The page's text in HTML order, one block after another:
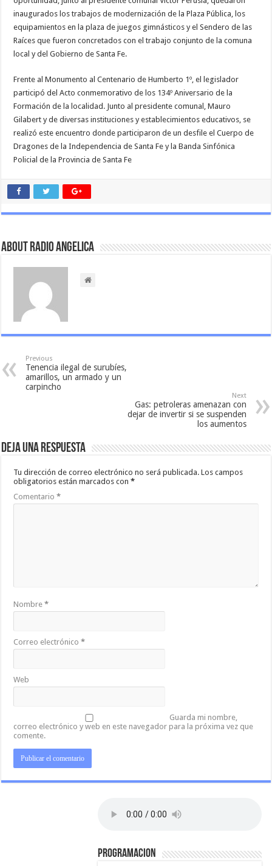
inaugurados los trabajos de modernización de la Plaza Pública, los
equipamientos en la plaza de juegos gimnásticos y el Sendero de las
Raíces que fueron concretados con el trabajo conjunto de la comuna
local y del Gobierno de Santa Fe.
Frente al Monumento al Centenario de Humberto 1º, el legislador
participó del Acto conmemorativo de los 134º Aniversario de la
Formación de la localidad. Junto al presidente comunal, Mauro
Gilabert y de diversas instituciones y establecimientos educativos, se
realizó este encuentro donde participaron de un desfile el Cuerpo de
Dragones de la Independencia de Santa Fe y la Banda Sinfónica
Policial de la Provincia de Santa Fe
About Radio Angelica
Previous
Tenencia ilegal de surubíes,
amarillos, un armado y un
carpincho
Next
Gas: petroleras amenazan con
dejar de invertir si se suspenden
los aumentos
Deja una respuesta
Tu dirección de correo electrónico no será publicada. Los campos
obligatorios están marcados con*
Comentario*
Nombre*
Correo electrónico*
Web
Guarda mi nombre,
correo electrónico y web en este navegador para la próxima vez que
comente.
PROGRAMACION